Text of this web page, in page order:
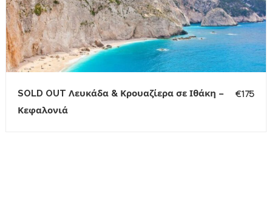
SOLD OUT Λευκάδα & Κρουαζίερα σε Ιθάκη –
Κεφαλονιά
€175